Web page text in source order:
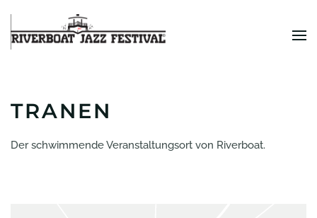
Zum Hauptinhalt springen
TRANEN
Der schwimmende Veranstaltungsort von Riverboat.